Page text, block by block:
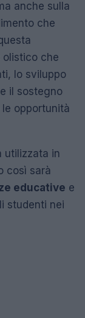
anche sulla
che
olistico che
lo sviluppo
il sostegno
opportunità
utilizzata in
così sarà
educative e
studenti nei